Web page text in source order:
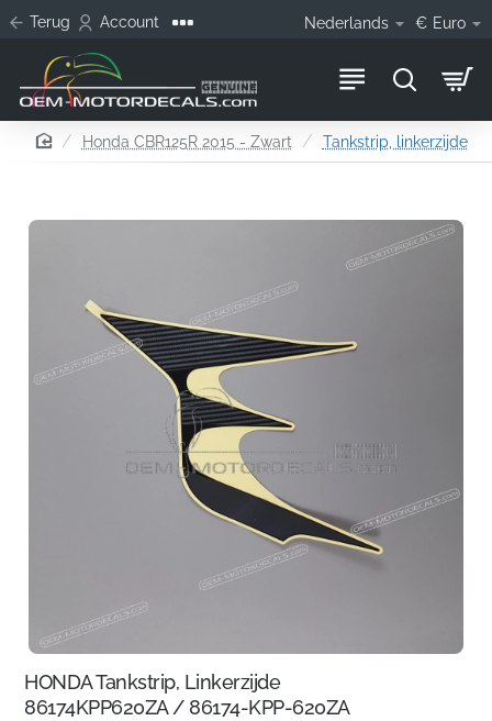
Terug Account Nederlands € Euro
homeHonda CBR125R 2015 - Zwart Tankstrip, linkerzijde
HONDA Tankstrip, Linkerzijde
86174KPP620ZA / 86174-KPP-620ZA